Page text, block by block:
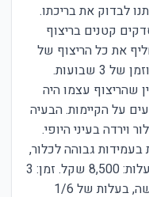
לבדוק את בריכתו.
קטנים בריצוף
את כל הריצוף של
שהריצוף עצמו היה
על הקיימות. הבעיה
וירדה בעיני היופי.
גבוהה לכלור,
בגוון כחול עמוק שלא יראה כתמים. עלות: 8,500 שקל. זמן: 3
ימים. תוצאה: בריכה שנראית כמו חדשה, בעלות של 1/6